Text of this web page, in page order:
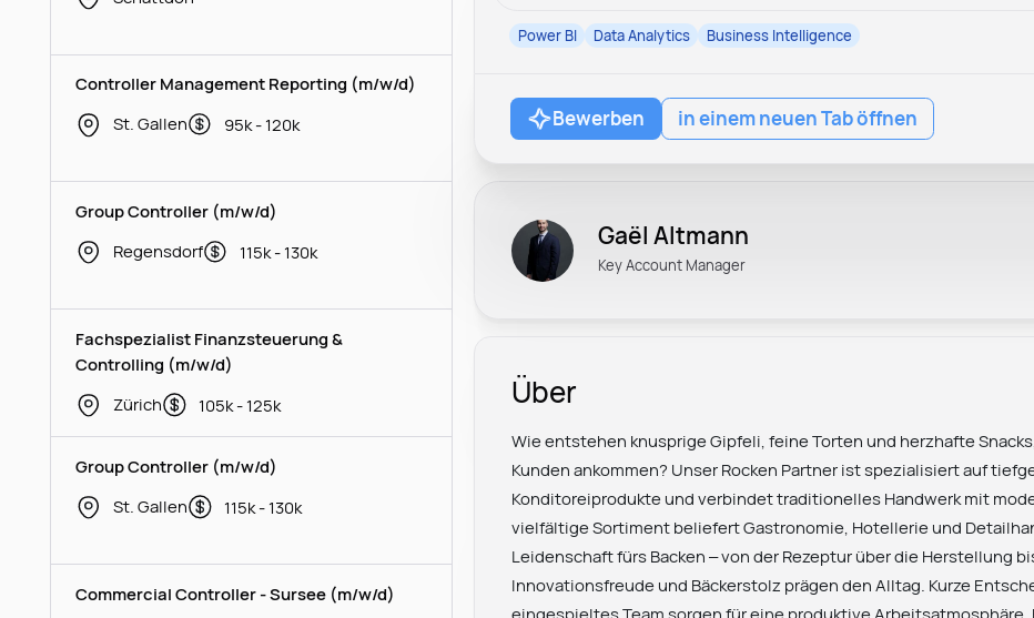
Controller Management Reporting (m/w/d)
St. Gallen
95k - 120k
Group Controller (m/w/d)
Regensdorf
115k - 130k
Fachspezialist Finanzsteuerung &
Controlling (m/w/d)
Zürich
105k - 125k
Group Controller (m/w/d)
St. Gallen
115k - 130k
Commercial Controller - Sursee (m/w/d)
Power BI Data Analytics Business Intelligence
Bewerben in einem neuen Tab öffnen
Gaël Altmann
Key Account Manager
Über
Wie entstehen knusprige Gipfeli, feine Torten und herzhafte
Kunden ankommen? Unser Rocken Partner ist spezialisiert auf
Konditoreiprodukte und verbindet traditionelles Handwerk mit
vielfältige Sortiment beliefert Gastronomie, Hotellerie und
Leidenschaft fürs Backen – von der Rezeptur über die Herstellung
Innovationsfreude und Bäckerstolz prägen den Alltag. Kurze
eingespieltes Team sorgen für eine produktive Arbeitsatmosphäre.